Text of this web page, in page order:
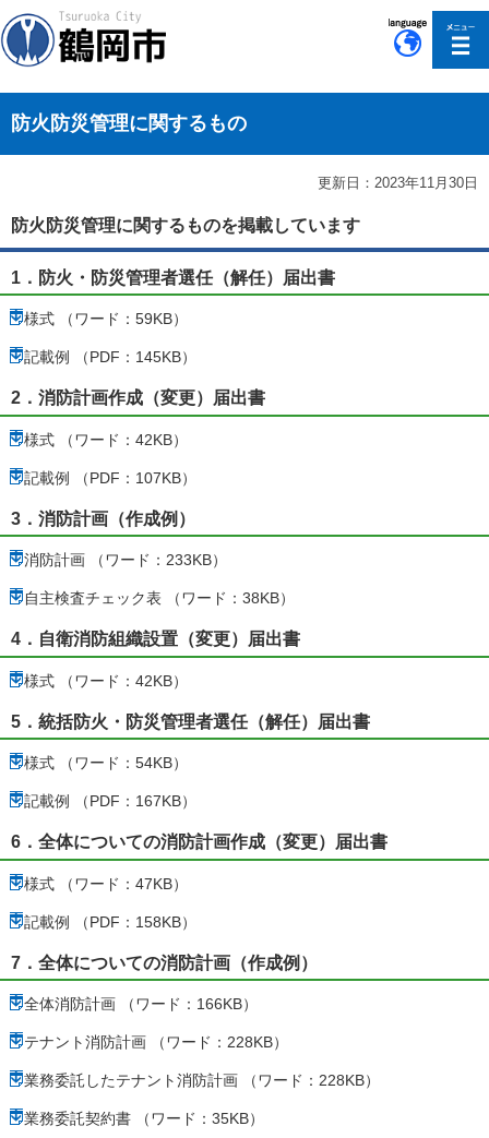
防火防災管理に関するもの
更新日：2023年11月30日
防火防災管理に関するものを掲載しています
1．防火・防災管理者選任（解任）届出書
様式 （ワード：59KB）
記載例 （PDF：145KB）
2．消防計画作成（変更）届出書
様式 （ワード：42KB）
記載例 （PDF：107KB）
3．消防計画（作成例）
消防計画 （ワード：233KB）
自主検査チェック表 （ワード：38KB）
4．自衛消防組織設置（変更）届出書
様式 （ワード：42KB）
5．統括防火・防災管理者選任（解任）届出書
様式 （ワード：54KB）
記載例 （PDF：167KB）
6．全体についての消防計画作成（変更）届出書
様式 （ワード：47KB）
記載例 （PDF：158KB）
7．全体についての消防計画（作成例）
全体消防計画 （ワード：166KB）
テナント消防計画 （ワード：228KB）
業務委託したテナント消防計画 （ワード：228KB）
業務委託契約書 （ワード：35KB）